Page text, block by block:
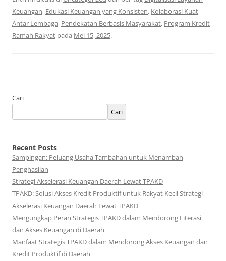
Keuangan, Edukasi Keuangan yang Konsisten, Kolaborasi Kuat
Antar Lembaga, Pendekatan Berbasis Masyarakat, Program Kredit
Ramah Rakyat pada Mei 15, 2025.
Cari
Cari
Recent Posts
Sampingan: Peluang Usaha Tambahan untuk Menambah
Penghasilan
Strategi Akselerasi Keuangan Daerah Lewat TPAKD
TPAKD: Solusi Akses Kredit Produktif untuk Rakyat Kecil Strategi
Akselerasi Keuangan Daerah Lewat TPAKD
Mengungkap Peran Strategis TPAKD dalam Mendorong Literasi
dan Akses Keuangan di Daerah
Manfaat Strategis TPAKD dalam Mendorong Akses Keuangan dan
Kredit Produktif di Daerah